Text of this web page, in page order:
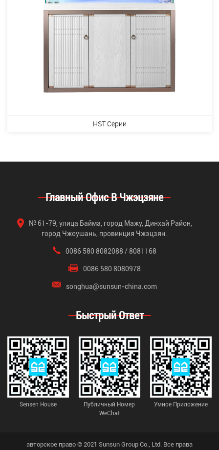
HST Серии
Главный Офис В Чжэцзяне
№ 61-79, улица Байма, город Мажу, Динхай Район,
город Чжоушань, провинция Чжэцзян.
0086 580 8082088 / 8081168
0086 580 8080978
songhua@sunsun-china.com
Быстрый Ответ
Sensen House
Публичный Номер
WeChat
Умное Приложение
авторское право © 2021 Sunsun Group Co., Ltd. Все права